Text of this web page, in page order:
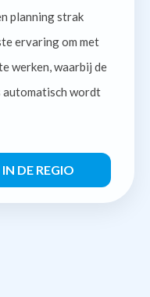
planning strak
ervaring om met
werken, waarbij de
wordt
DE REGIO